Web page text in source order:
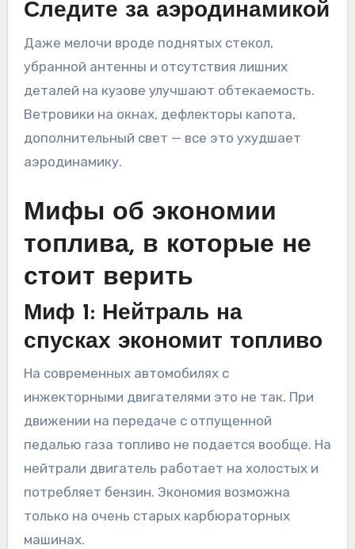
Следите за аэродинамикой
Даже мелочи вроде поднятых стекол,
убранной антенны и отсутствия лишних
деталей на кузове улучшают обтекаемость.
Ветровики на окнах, дефлекторы капота,
дополнительный свет — все это ухудшает
аэродинамику.
Мифы об экономии
топлива, в которые не
стоит верить
Миф 1: Нейтраль на
спусках экономит топливо
На современных автомобилях с
инжекторными двигателями это не так. При
движении на передаче с отпущенной
педалью газа топливо не подается вообще. На
нейтрали двигатель работает на холостых и
потребляет бензин. Экономия возможна
только на очень старых карбюраторных
машинах.